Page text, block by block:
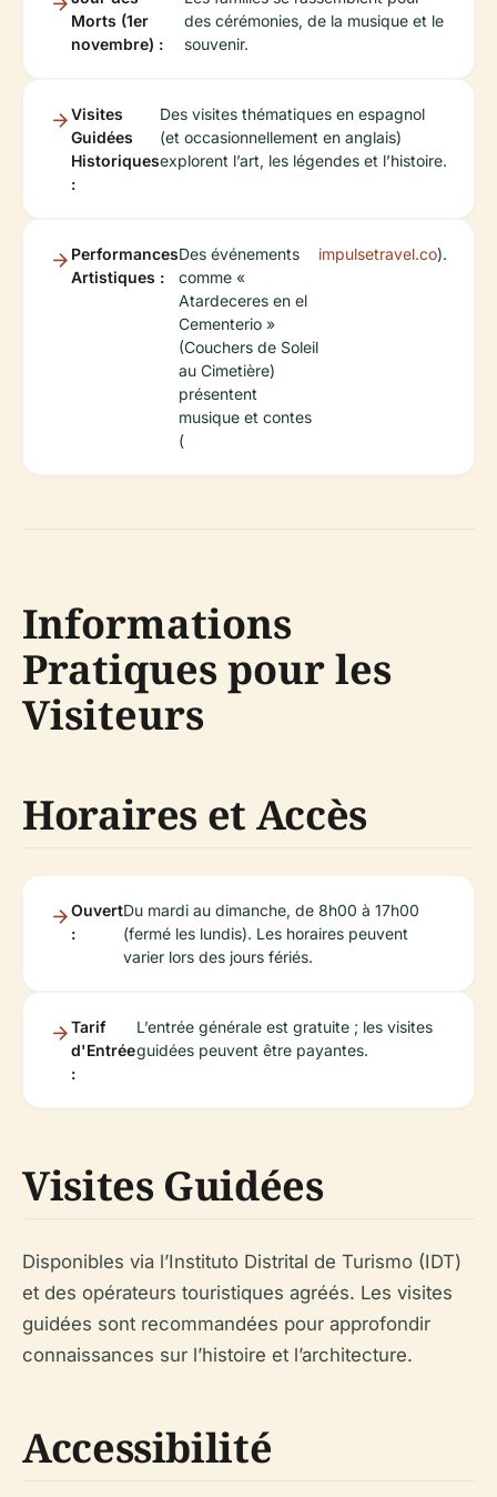
Morts (1er
novembre) :
des cérémonies, de la musique et le
souvenir.
Visites
Guidées
Historiques
:
Des visites thématiques en espagnol
(et occasionnellement en anglais)
explorent l’art, les légendes et l’histoire.
Performances
Artistiques :
Des événements
comme «
Atardeceres en el
Cementerio »
(Couchers de Soleil
au Cimetière)
présentent
musique et contes
(
impulsetravel.co).
Informations
Pratiques pour les
Visiteurs
Horaires et Accès
Ouvert
:
Du mardi au dimanche, de 8h00 à 17h00
(fermé les lundis). Les horaires peuvent
varier lors des jours fériés.
Tarif
d'Entrée
:
L’entrée générale est gratuite ; les visites
guidées peuvent être payantes.
Visites Guidées
Disponibles via l’Instituto Distrital de Turismo (IDT)
et des opérateurs touristiques agréés. Les visites
guidées sont recommandées pour approfondir
connaissances sur l’histoire et l’architecture.
Accessibilité